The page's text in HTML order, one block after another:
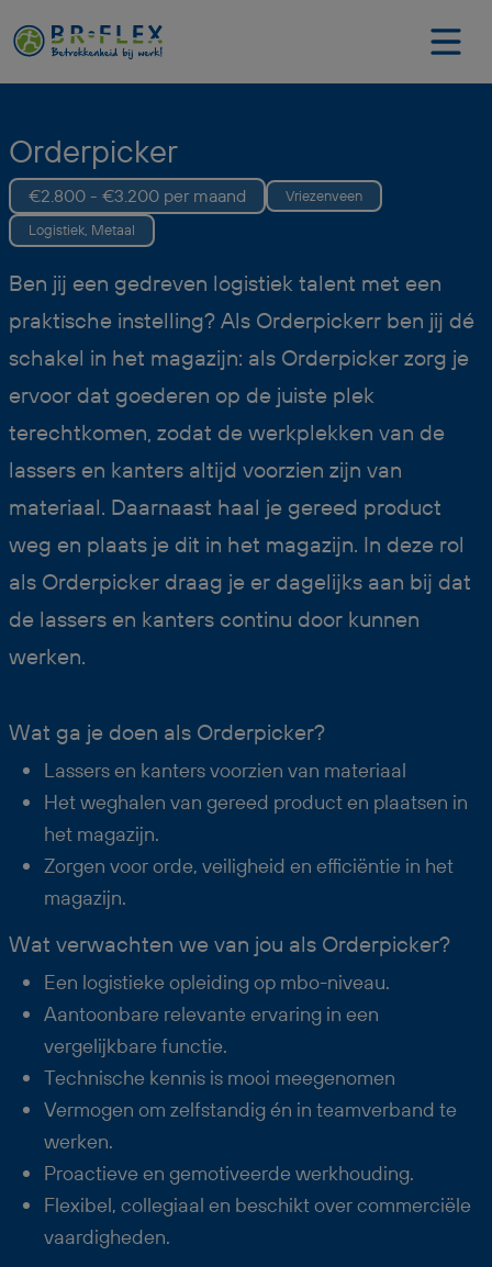
Orderpicker
€2.800 - €3.200 per maand
Vriezenveen
Logistiek, Metaal
Ben jij een gedreven logistiek talent met een
praktische instelling? Als Orderpickerr ben jij dé
schakel in het magazijn: als Orderpicker zorg je
ervoor dat goederen op de juiste plek
terechtkomen, zodat de werkplekken van de
lassers en kanters altijd voorzien zijn van
materiaal. Daarnaast haal je gereed product
weg en plaats je dit in het magazijn. In deze rol
als Orderpicker draag je er dagelijks aan bij dat
de lassers en kanters continu door kunnen
werken.
Wat ga je doen als Orderpicker?
Lassers en kanters voorzien van materiaal
Het weghalen van gereed product en plaatsen in
het magazijn.
Zorgen voor orde, veiligheid en efficiëntie in het
magazijn.
Wat verwachten we van jou als Orderpicker?
Een logistieke opleiding op mbo-niveau.
Aantoonbare relevante ervaring in een
vergelijkbare functie.
Technische kennis is mooi meegenomen
Vermogen om zelfstandig én in teamverband te
werken.
Proactieve en gemotiveerde werkhouding.
Flexibel, collegiaal en beschikt over commerciële
vaardigheden.